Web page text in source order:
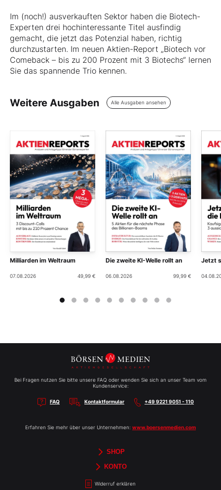
Im (noch!) ausverkauften Sektor haben die Biotech-
Experten drei hochinteressante Titel ausfindig
gemacht, die jetzt das Potenzial haben, richtig
durchzustarten. Im neuen Aktien-Report „Biotech vor
Comeback – bis zu 200 Prozent mit 3 Biotechs“ lernen
Sie das spannende Trio kennen.
Weitere Ausgaben Alle Ausgaben ansehen
Milliarden im Weltraum
07.08.2026 49,99 €
Die zweite KI-Welle rollt an
06.08.2026 99,99 €
Jetzt
Bei Fragen nutzen Sie bitte unsere FAQ oder wenden Sie sich an unser Team vom
Kundenservice:
FAQ Kontaktformular +49 9221 9051 - 110
Erfahren Sie mehr über unser Unternehmen: www.boersenmedien.com
SHOP
Magazine
Börsenbriefe
Aktien-Reports
HEBELTRADER
TradingDay
Bücher
Newsletter
Merchandise
Gutscheine
KONTO
Widerruf erklären